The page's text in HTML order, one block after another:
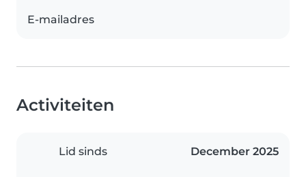
E-mailadres
Activiteiten
Lid sinds December 2025